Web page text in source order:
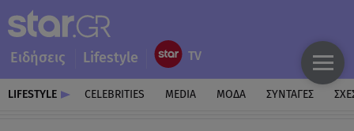
Ειδήσεις Lifestyle
LIFESTYLE CELEBRITIES MEDIA ΜΟΔΑ ΣΥΝΤΑΓΕΣ